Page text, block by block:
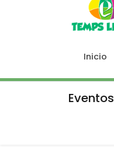
Inicio
Eventos